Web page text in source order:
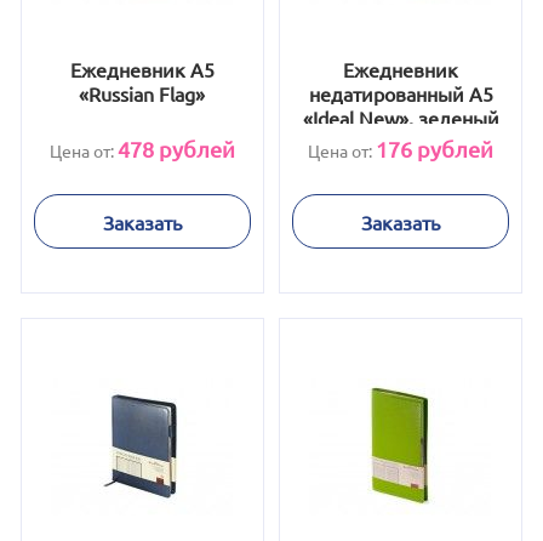
Ежедневник А5
«Russian Flag»
Цена от:478рублей
Заказать
Ежедневник
недатированный А5
«Ideal New», зеленый
Цена от: 176 рублей
Заказать